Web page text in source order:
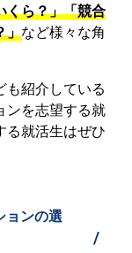
くら？」「競合
」など様々な角
も紹介している
ンを志望する就
る就活生はぜひ
ョンの選
/